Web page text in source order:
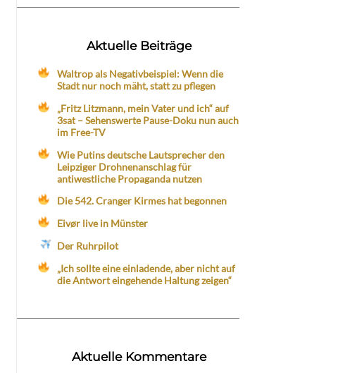
Aktuelle Beiträge
Waltrop als Negativbeispiel: Wenn die
Stadt nur noch mäht, statt zu pflegen
„Fritz Litzmann, mein Vater und ich“ auf
3sat – Sehenswerte Pause-Doku nun auch
im Free-TV
Wie Putins deutsche Lautsprecher den
Leipziger Drohnenanschlag für
antiwestliche Propaganda nutzen
Die 542. Cranger Kirmes hat begonnen
Eivør live in Münster
Der Ruhrpilot
„Ich sollte eine einladende, aber nicht auf
die Antwort eingehende Haltung zeigen“
Aktuelle Kommentare